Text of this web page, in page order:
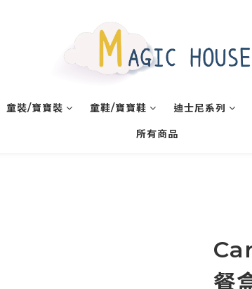
童裝/寶寶裝 童鞋/寶寶鞋 迪士尼系列
所有商品
餐